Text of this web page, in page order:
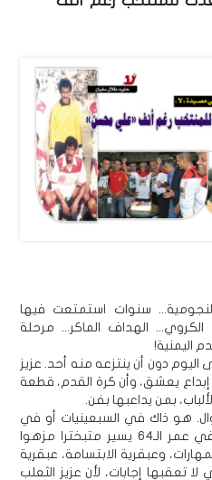
سنوات استمتعت فيها
الكروي... الهداف الماكر... مرحلة
اليمنية!
دون أن ينتزعه منه أحد. عزيز
يعشق، وأن كرة القدم، قطعة
بمن يداعبها بفن.
هو ذاك في السبعينيات أو في
الوقت الحاضر، يعشق الشغف. في عمر الـ64 يسير متبخترا مزهوا
وعبقرية الابتسامة، عبقرية
لا تعقبها إجابات، لأن عزيز الثعلب